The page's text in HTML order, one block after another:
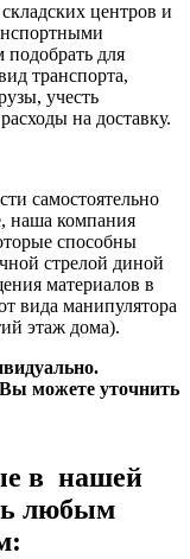
центров и
для
транспорта,
учесть
на доставку.
самостоятельно
наша компания
способны
стрелой диной
материалов в
вида манипулятора
этаж дома).
можете уточнить
в нашей
любым